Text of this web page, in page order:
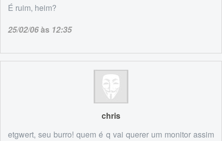
É ruim, heim?
25/02/06às 12:35
chris
etgwert, seu burro! quem é q vai querer um monitor assim